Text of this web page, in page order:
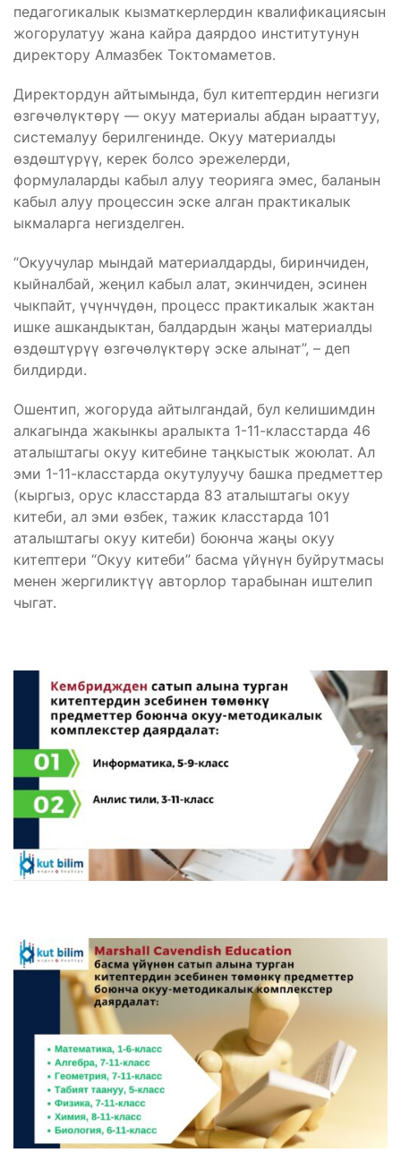
педагогикалык кызматкерлердин квалификациясын
жогорулатуу жана кайра даярдоо институтунун
директору Алмазбек Токтомаметов.
Директордун айтымында, бул китептердин негизги
өзгөчөлүктөрү — окуу материалы абдан ырааттуу,
системалуу берилгенинде. Окуу материалды
өздөштүрүү, керек болсо эрежелерди,
формулаларды кабыл алуу теорияга эмес, баланын
кабыл алуу процессин эске алган практикалык
ыкмаларга негизделген.
“Окуучулар мындай материалдарды, биринчиден,
кыйналбай, жеңил кабыл алат, экинчиден, эсинен
чыкпайт, үчүнчүдөн, процесс практикалык жактан
ишке ашкандыктан, балдардын жаңы материалды
өздөштүрүү өзгөчөлүктөрү эске алынат”, – деп
билдирди.
Ошентип, жогоруда айтылгандай, бул келишимдин
алкагында жакынкы аралыкта 1-11-класстарда 46
аталыштагы окуу китебине таңкыстык жоюлат. Ал
эми 1-11-класстарда окутулуучу башка предметтер
(кыргыз, орус класстарда 83 аталыштагы окуу
китеби, ал эми өзбек, тажик класстарда 101
аталыштагы окуу китеби) боюнча жаңы окуу
китептери “Окуу китеби” басма үйүнүн буйрутмасы
менен жергиликтүү авторлор тарабынан иштелип
чыгат.